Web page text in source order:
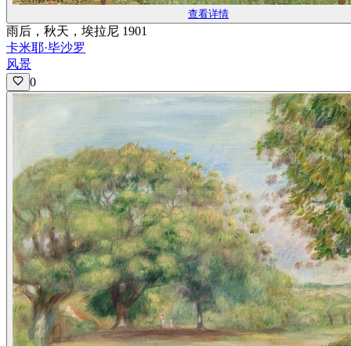
查看详情
雨后，秋天，埃拉尼 1901
卡米耶·毕沙罗
风景
0